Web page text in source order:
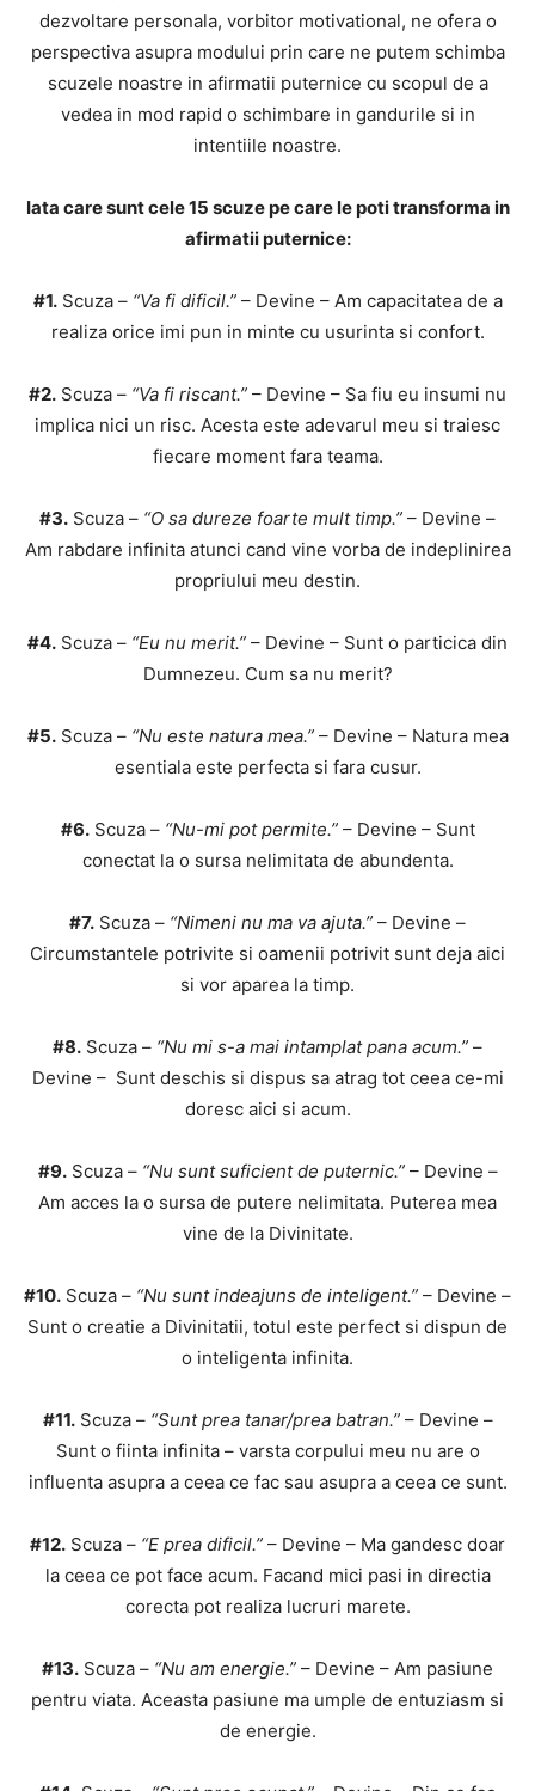
dezvoltare personala, vorbitor motivational, ne ofera o
perspectiva asupra modului prin care ne putem schimba
scuzele noastre in afirmatii puternice cu scopul de a
vedea in mod rapid o schimbare in gandurile si in
intentiile noastre.
Iata care sunt cele 15 scuze pe care le poti transforma in
afirmatii puternice:
#1.Scuza – “Va fi dificil.”– Devine – Am capacitatea de a
realiza orice imi pun in minte cu usurinta si confort.
#2. Scuza – “Va fi riscant.” – Devine – Sa fiu eu insumi nu
implica nici un risc. Acesta este adevarul meu si traiesc
fiecare moment fara teama.
#3. Scuza – “O sa dureze foarte mult timp.” – Devine –
Am rabdare infinita atunci cand vine vorba de indeplinirea
propriului meu destin.
#4. Scuza – “Eu nu merit.” – Devine – Sunt o particica din
Dumnezeu. Cum sa nu merit?
#5.Scuza – “Nu este natura mea.”– Devine – Natura mea
esentiala este perfecta si fara cusur.
#6.Scuza – “Nu-mi pot permite.”– Devine – Sunt
conectat la o sursa nelimitata de abundenta.
#7. Scuza – “Nimeni nu ma va ajuta.” – Devine –
Circumstantele potrivite si oamenii potrivit sunt deja aici
si vor aparea la timp.
#8. Scuza – “Nu mi s-a mai intamplat pana acum.” –
Devine – Sunt deschis si dispus sa atrag tot ceea ce-mi
doresc aici si acum.
#9.Scuza – “Nu sunt suficient de puternic.”– Devine –
Am acces la o sursa de putere nelimitata. Puterea mea
vine de la Divinitate.
#10. Scuza – “Nu sunt indeajuns de inteligent.” – Devine –
Sunt o creatie a Divinitatii, totul este perfect si dispun de
o inteligenta infinita.
#11.Scuza – “Sunt prea tanar/prea batran.”– Devine –
Sunt o fiinta infinita – varsta corpului meu nu are o
influenta asupra a ceea ce fac sau asupra a ceea ce sunt.
#12. Scuza – “E prea dificil.” – Devine – Ma gandesc doar
la ceea ce pot face acum. Facand mici pasi in directia
corecta pot realiza lucruri marete.
#13. Scuza – “Nu am energie.” – Devine – Am pasiune
pentru viata. Aceasta pasiune ma umple de entuziasm si
de energie.